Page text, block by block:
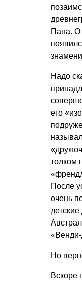
Пана.
Надо
его
толком
После
очень
Но
Вскоре